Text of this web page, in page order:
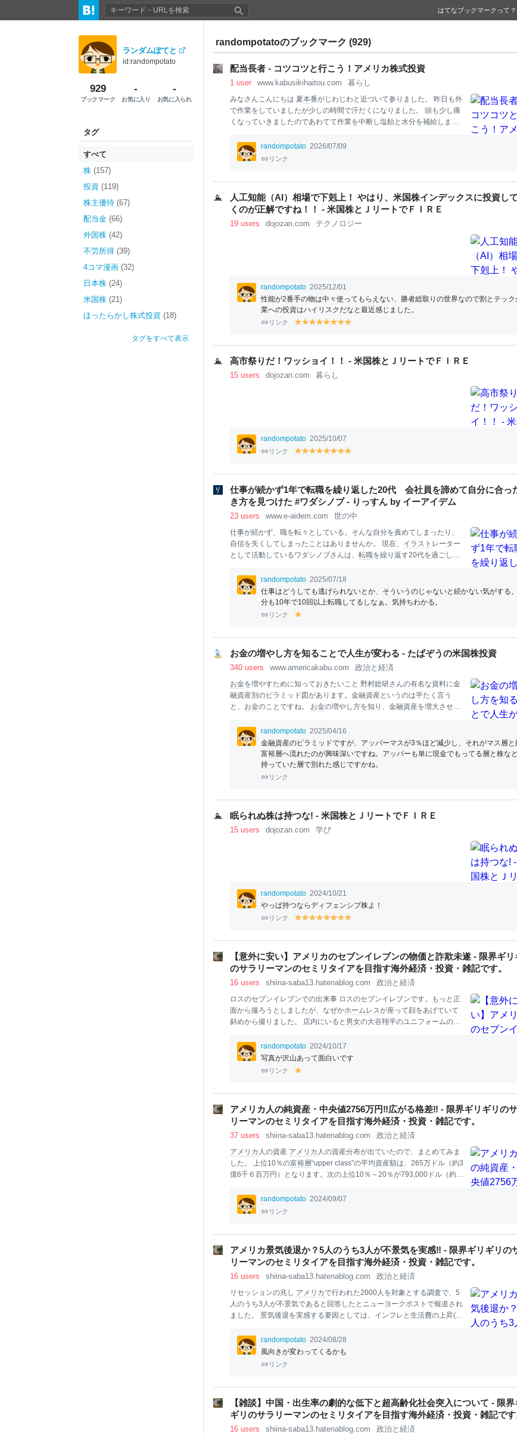
はてなブックマークって？
ランダムぽてと
id:randompotato
929
ブックマーク
-
お気に入り
-
お気に入られ
タグ
すべて
株 (157)
投資 (119)
株主優待 (67)
配当金 (66)
外国株 (42)
不労所得 (39)
4コマ漫画 (32)
日本株 (24)
米国株 (21)
ほったらかし株式投資 (18)
タグをすべて表示
randompotatoのブックマーク (929)
配当長者 - コツコツと行こう！アメリカ株式投資
1 user www.kabusikihaitou.com 暮らし
みなさんこんにちは 夏本番がじわじわと近づいて参りました。 昨日も外
で作業をしていましたが少しの時間で汗だくになりました。 頭も少し痛
くなっていきましたのであわてて作業を中断し塩飴と水分を補給しまし
行う事が 大切ですね。 □配当長者への道のり 昨日日経の記事で参考にな
る記事がありました。 タイトルは 「配当長者」は夢物語か？ データが
は インカム収入狙いの投資スタイルで、かつ投資
歴２０年以上の方はな
んと47,8%もの方が年間１００万円以上のインカム収入を達成している
そうです。 更に２００万円以上のインカム収入達成者は28.4％
randompotato 2026/07/09
リンク
人工知能（AI）相場で下剋上！ やはり、米国株インデックスに投資し
くのが正解ですね！！ - 米国株とＪリートでＦＩＲＥ
19 users dojozan.com テクノロジー
randompotato 2025/12/01
性能が2番手の物は中々使ってもらえない、勝者総取りの世界なので割とテック
業への投資はハイリスクだなと最近感じました。
リンク
y
lo
y
lo
w
y
lo
y
lo
y
lo
w
y
lo
w
y
lo
w
lo
高市祭りだ！ワッショイ！！ - 米国株とＪリートでＦＩＲＥ
15 users dojozan.com 暮らし
randompotato 2025/10/07
リンク
y
lo
w
y
lo
w
y
lo
w
y
lo
w
y
lo
w
y
lo
w
y
lo
w
lo
w
仕事が続かず1年で転職を繰り返した20代 会社員を諦めて自分に合っ
き方を見つけた #ワダシノブ - りっすん by イーアイデム
23 users www.e-aidem.com 世の中
仕事が続かず、職を転々としている。そんな自分を責めてしまったり、
自信を失くしてしまったことはありませんか。 現在、 イラスト レーター
として活動しているワダシノブさんは、 転職を繰り返す20代を過ごし、3
ば」という一心でイラストの仕事を始めたという経験をお持ちです。 そ
んなワダさんに「自分に合う働き方」を見つけるまでの道のりをつづっ
ていただきました。仕事が1年も続かず、職を転々とした20代 💡POINT
「やりたい」 仕事 がなく、キャリアを描けなかった新卒時代 何らかの職
なさを弱さ・甘えだと思っていた。 そもそも新卒の頃「こんな仕
randompotato 2025/07/18
仕事はどうしても逃げられないとか、そういうのじゃないと続かない気がする
分も10年で10回以上転職してるしなぁ。気持ちわかる。
リンク
lo
w
お金の増やし方を知ることで人生が変わる - たぱぞうの米国株投資
340 users www.americakabu.com 政治と経済
お金を増やすために知っておきたいこと 野村総研さんの有名な資料に金
融資産別のピラミッド図があります。金融資産というのは平たく言う
と、 お金のことですね。 お金の増やし方を知り、金融資産を増大させる
す。資産額ベースの話ですので、四角四面にあてはめることは実態にそ
ぐわないでしょうが、それでも目安にはなります。 資産を増やしている
層と、そうでない層がある 圧倒的な数がマス層です。世間一般でいうと
ころのサラリーマン家庭はほとんどこのマス層に入ってきます。一般的
にサラリーマンというのは雇われる立場であり、みずからの労働力が最
ンにとっては1億円以
randompotato 2025/04/16
金融資産のピラミッドですが、アッパーマスが3％ほど減少し、それがマス層と
富裕層へ流れたのが興味深いですね。アッパーも単に現金でもってる層と株な
持っていた層で別れた感じですかね。
リンク
眠られぬ株は持つな! - 米国株とＪリートでＦＩＲＥ
15 users dojozan.com 学び
randompotato 2024/10/21
やっぱ持つならディフェンシブ株よ！
リンク
y
lo
w
y
lo
y
lo
w
y
lo
w
y
lo
w
y
lo
w
y
lo
w
lo
w
【意外に安い】アメリカのセブンイレブンの物価と詐欺未遂 - 限界ギリ
のサラリーマンのセミリタイアを目指す海外経済・投資・雑記です。
16 users shiina-saba13.hatenablog.com 政治と経済
ロスのセブンイレブンでの出来事 ロスのセブンイレブンです。もっと正
面から撮ろうとしましたが、なぜかホームレスが座って顔をあげていて
斜めから撮りました。 店内にいると 男女の大谷翔平のユニフォームのレ
す。「お菓子のワサビ味を探しています。どれか分かりますか？」と聞
かれたので探したのですが、ありませんでした。そうすると「私は明
の神奈川へ 旅行
た。「なんで？」と聞くと「見せて欲しい」と言います。「ないよ」と
答えると、「では他の紙幣は？日 本のお金が見たい」と言うので「一切
持っていない」というと諦めていました
randompotato 2024/10/17
写真が沢山あって面白いです
リンク
lo
w
アメリカ人の純資産・中央値2756万円‼広がる格差‼ - 限界ギリギリの
リーマンのセミリタイアを目指す海外経済・投資・雑記です。
37 users shiina-saba13.hatenablog.com 政治と経済
アメリカ 人の資産 アメリカ 人の資産分布が出ていたので、まとめてみま
した。 上位10％の富裕層“upper class”の平均資産額は、265万ドル（約3
億6千６百万円）となります。次の上位10％～20％が793,000ドル（約1
込み、つまり自宅の価値も入れていることを考えると、実はそれほど
多くない気もします。資産１０００万ドル以上の一握りの超
るのではないでしょうか？ただし、収入額は約１７万ドル（２千４百万
円）ですので、日本 人より圧倒的に高いです。ここは、収入が低くても
貯蓄をする日本人と違い、消費する アメリカ 人
randompotato 2024/09/07
リンク
アメリカ景気後退か？5人のうち3人が不景気を実感‼ - 限界ギリギリの
リーマンのセミリタイアを目指す海外経済・投資・雑記です。
16 users shiina-saba13.hatenablog.com 政治と経済
リセッションの兆し アメリカで行われた2000人を対象とする調査で、5
人のうち3人が不景気であると回答したとニューヨークポストで報道され
ました。 景気後退を実感する要因としては、インフレと生活費の上昇(6
族がお金 について不満を言う(50%)がそれに続きます。Affirmの委託を受
けてTalker Researchが実施したこの調査では、他にも
していることに気づいた(36%)、
では、もう一つニュースがあります。アメリカのホームセンター大手の
ホーム・デポは第二四半期の売り
randompotato 2024/08/28
風向きが変わってくるかも
リンク
【雑談】中国・出生率の劇的な低下と超高齢化社会突入について - 限界
ギリのサラリーマンのセミリタイアを目指す海外経済・投資・雑記です
16 users shiina-saba13.hatenablog.com 政治と経済